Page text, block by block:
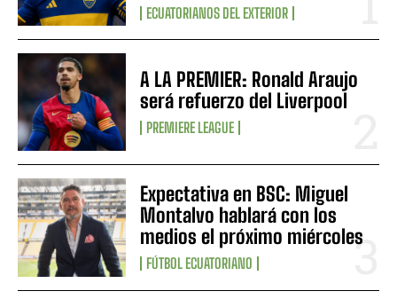
ECUATORIANOS DEL EXTERIOR
A LA PREMIER: Ronald Araujo
será refuerzo del Liverpool
PREMIERE LEAGUE
Expectativa en BSC: Miguel
Montalvo hablará con los
medios el próximo miércoles
FÚTBOL ECUATORIANO